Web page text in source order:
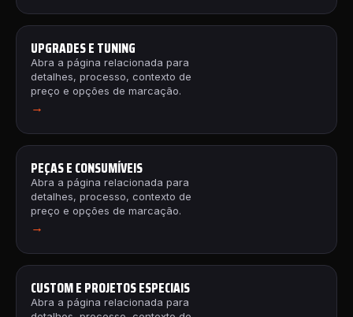
UPGRADES E TUNING
Abra a página relacionada para
detalhes, processo, contexto de
preço e opções de marcação.
→
PEÇAS E CONSUMÍVEIS
Abra a página relacionada para
detalhes, processo, contexto de
preço e opções de marcação.
→
CUSTOM E PROJETOS ESPECIAIS
Abra a página relacionada para